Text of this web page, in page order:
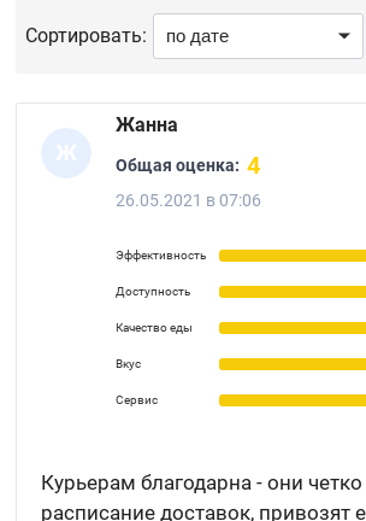
Сортировать:
Ж
Жанна
Общая оценка: 4
26.05.2021 в 07:06
Эффективность
Доступность
Качество еды
Вкус
Сервис
Курьерам благодарна - они
расписание доставок, привозят